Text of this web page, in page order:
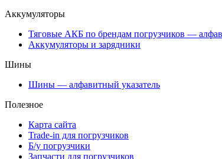
Аккумуляторы
Тяговые АКБ по брендам погрузчиков —
Аккумуляторы и зарядники
Шины
Шины — алфавитный указатель
Полезное
Карта сайта
Trade-in для погрузчиков
Б/у погрузчики
Запчасти для погрузчиков